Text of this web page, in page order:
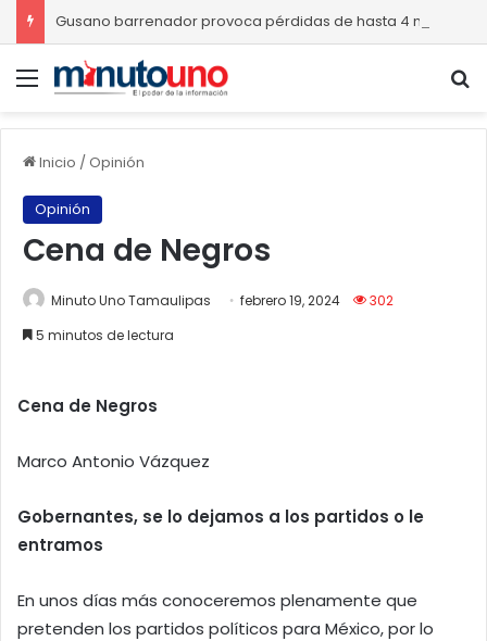
Menú
Inicio /Opinión
Opinión
Cena de Negros
Minuto Uno Tamaulipas febrero 19, 2024
302
5 minutos de lectura
Cena de Negros
Marco Antonio Vázquez
Gobernantes, se lo dejamos a los partidos o le
entramos
En unos días más conoceremos plenamente que
pretenden los partidos políticos para México, por lo